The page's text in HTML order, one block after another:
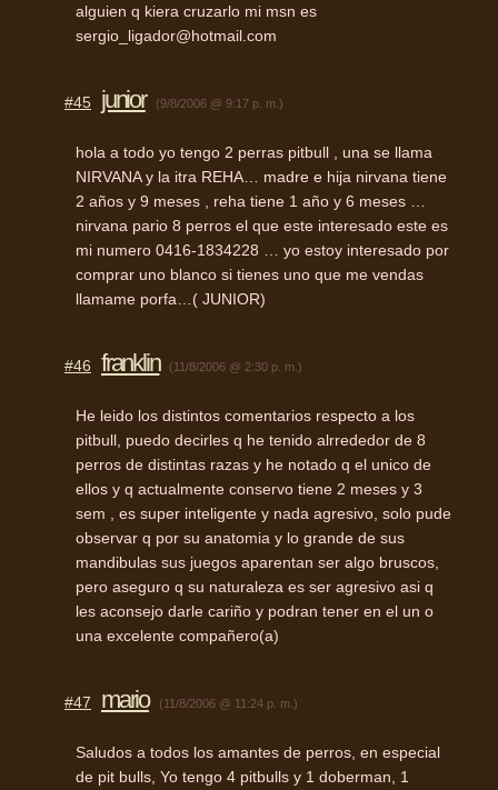
alguien q kiera cruzarlo mi msn es
sergio_ligador@hotmail.com
#45 junior (9/8/2006 @ 9:17 p. m.)
hola a todo yo tengo 2 perras pitbull , una se llama
NIRVANA y la itra REHA… madre e hija nirvana tiene
2 años y 9 meses , reha tiene 1 año y 6 meses …
nirvana pario 8 perros el que este interesado este es
mi numero 0416-1834228 … yo estoy interesado por
comprar uno blanco si tienes uno que me vendas
llamame porfa…( JUNIOR)
#46 franklin (11/8/2006 @ 2:30 p. m.)
He leido los distintos comentarios respecto a los
pitbull, puedo decirles q he tenido alrrededor de 8
perros de distintas razas y he notado q el unico de
ellos y q actualmente conservo tiene 2 meses y 3
sem , es super inteligente y nada agresivo, solo pude
observar q por su anatomia y lo grande de sus
mandibulas sus juegos aparentan ser algo bruscos,
pero aseguro q su naturaleza es ser agresivo asi q
les aconsejo darle cariño y podran tener en el un o
una excelente compañero(a)
#47 mario (11/8/2006 @ 11:24 p. m.)
Saludos a todos los amantes de perros, en especial
de pit bulls, Yo tengo 4 pitbulls y 1 doberman, 1